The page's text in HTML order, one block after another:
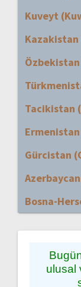
Kuveyt
Tacikistan
Gürcistan
Bosna-
ulusal